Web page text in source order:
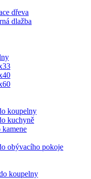
dřeva
dlažba
koupelny
kuchyně
obývacího pokoje
koupelny